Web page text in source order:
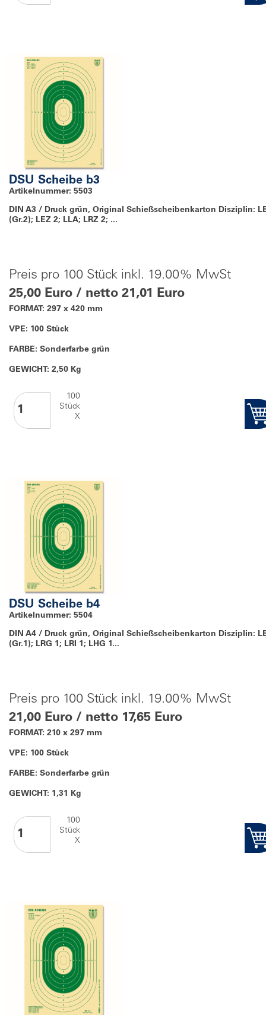
DSU Scheibe b3
Artikelnummer: 5503
DIN A3 / Druck grün, Original Schießscheibenkarton Disziplin:
(Gr.2); LEZ 2; LLA; LRZ 2; ...
Preis pro 100 Stück inkl. 19.00% MwSt
25,00 Euro / netto 21,01 Euro
FORMAT: 297 x 420 mm
VPE: 100 Stück
FARBE: Sonderfarbe grün
GEWICHT: 2,50 Kg
100
Stück
X
DSU Scheibe b4
Artikelnummer: 5504
DIN A4 / Druck grün, Original Schießscheibenkarton Disziplin:
(Gr.1); LRG 1; LRI 1; LHG 1...
Preis pro 100 Stück inkl. 19.00% MwSt
21,00 Euro / netto 17,65 Euro
FORMAT: 210 x 297 mm
VPE: 100 Stück
FARBE: Sonderfarbe grün
GEWICHT: 1,31 Kg
100
Stück
X